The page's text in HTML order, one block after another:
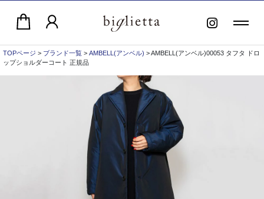
TOPページ > ブランド一覧 > AMBELL(アンベル) > AMBELL(アンベル)00053 タフタ ドロ
ップショルダーコート 正規品